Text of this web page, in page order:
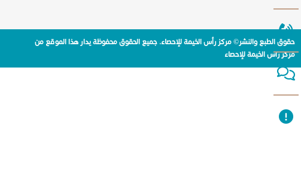
حقوق الطبع والنشر© مركز رأس الخيمة للإحصاء. جميع الحقوق محفوظة يدار هذا الموقع من
مركز راس الخيمة للإحصاء